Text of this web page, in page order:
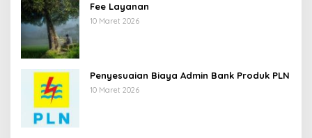
Fee Layanan
10 Maret 2026
Penyesuaian Biaya Admin Bank Produk PLN
10 Maret 2026